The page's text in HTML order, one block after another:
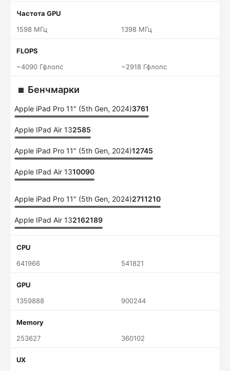
Частота GPU
1598 МГц
1398 МГц
FLOPS
~4090 Гфлопс
~2918 Гфлопс
Бенчмарки
Apple iPad Pro 11" (5th Gen, 2024)3761
Apple IPad Air 132585
Apple iPad Pro 11" (5th Gen, 2024)12745
Apple IPad Air 1310090
Apple iPad Pro 11" (5th Gen, 2024)2711210
Apple IPad Air 132162189
CPU
641966
541821
GPU
1359888
900244
Memory
253627
360102
UX